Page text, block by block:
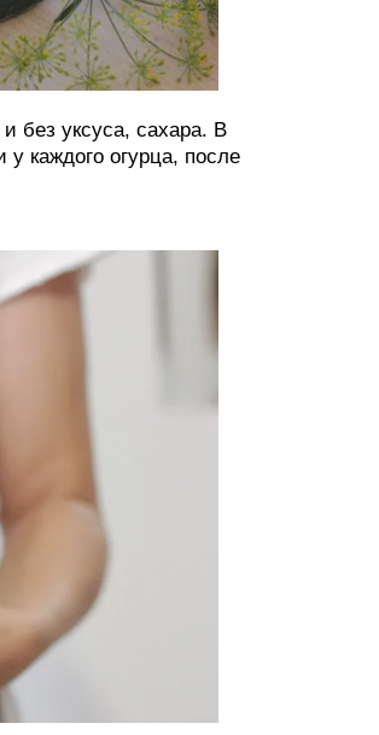
без уксуса, сахара. В
каждого огурца, после